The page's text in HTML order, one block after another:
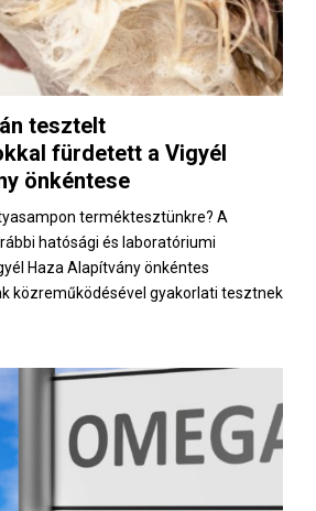
tesztelt
fürdetett a Vigyél
önkéntese
terméktesztünkre? A
hatósági és laboratóriumi
Haza Alapítvány önkéntes
közreműködésével gyakorlati tesztnek